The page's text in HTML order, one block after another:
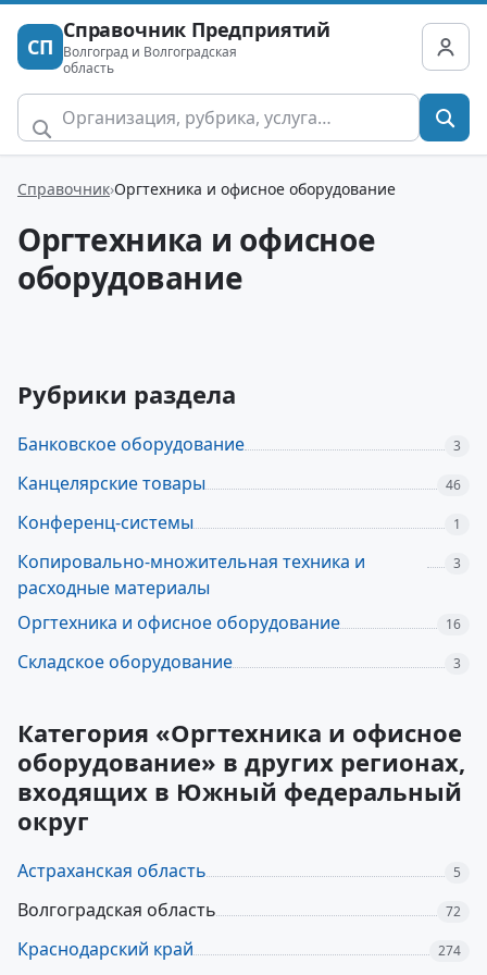
СП
Справочник Предприятий
Волгоград и Волгоградская
область
Справочник Оргтехника и офисное оборудование
Оргтехника и офисное
оборудование
Рубрики раздела
Банковское оборудование 3
Канцелярские товары 46
Конференц-системы 1
Копировально-множительная техника и
расходные материалы
3
Оргтехника и офисное оборудование 16
Складское оборудование 3
Категория «Оргтехника и офисное
оборудование» в других регионах,
входящих в Южный федеральный
округ
Астраханская область 5
Волгоградская область 72
Краснодарский край 274